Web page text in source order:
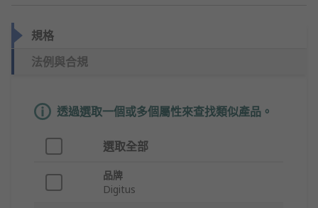
規格
法例與合規
透過選取一個或多個屬性來查找類似產品。
選取全部
品牌
Digitus